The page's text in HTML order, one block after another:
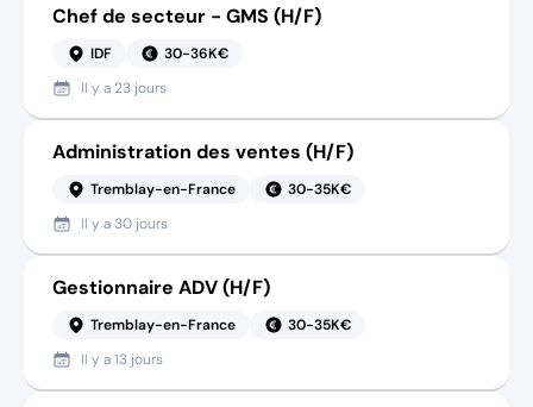
Chef de secteur - GMS (H/F)
IDF
30-36K€
Il y a 23 jours
Administration des ventes (H/F)
Tremblay-en-France
30-35K€
Il y a 30 jours
Gestionnaire ADV (H/F)
Tremblay-en-France
30-35K€
Il y a13 jours